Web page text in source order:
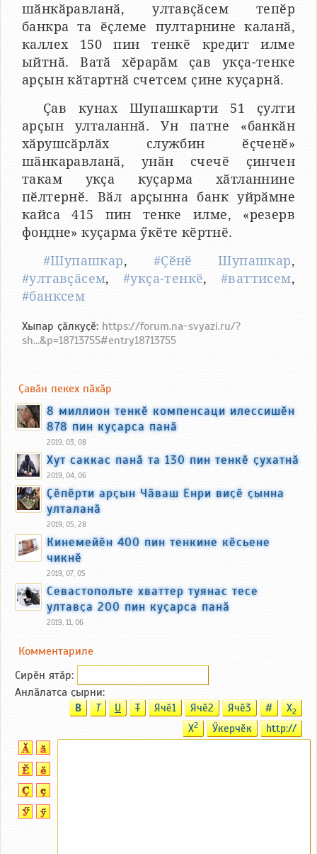
шӑнкӑравланӑ, ултавҫӑсем тепӗр
банкра та ӗҫлеме пултарнине каланӑ,
каллех 150 пин тенкӗ кредит илме
ыйтнӑ. Ватӑ хӗрарӑм ҫав укҫа-тенке
арҫын кӑтартнӑ счетсем ҫине куҫарнӑ.
Ҫав кунах Шупашкарти 51 ҫулти
арҫын улталаннӑ. Ун патне «банкӑн
хӑрушсӑрлӑх службин ӗҫченӗ»
шӑнкаравланӑ, унӑн счечӗ ҫинчен
такам укҫа куҫарма хӑтланнине
пӗлтернӗ. Вӑл арҫынна банк уйрӑмне
кайса 415 пин тенке илме, «резерв
фондне» куҫарма ӳкӗте кӗртнӗ.
#Шупашкар, #Ҫӗнӗ Шупашкар,
#ултавҫӑсем, #укҫа-тенкӗ, #ваттисем,
#банксем
Хыпар ҫӑлкуҫӗ: https://forum.na-svyazi.ru/?
sh...&p=18713755#entry18713755
Ҫавӑн пекех пӑхӑр
8 миллион тенкӗ компенсаци илессишӗн
878 пин куҫарса панӑ
2019, 03, 08
Хут саккас панӑ та 130 пин тенкӗ ҫухатнӑ
2019, 04, 06
Ҫӗпӗрти арҫын Чӑваш Енри виҫӗ ҫынна
улталанӑ
2019, 05, 28
Кинемейӗн 400 пин тенкине кӗсьене
чикнӗ
2019, 07, 05
Севастопольте хваттер туянас тесе
ултавҫа 200 пин куҫарса панӑ
2019, 11, 06
Комментариле
Сирӗн ятӑp:
Анлӑлатса ҫырни:
B T U T Ячӗ1 Ячӗ2 Ячӗ3 # X2
X2 Ӳкерчӗк http://